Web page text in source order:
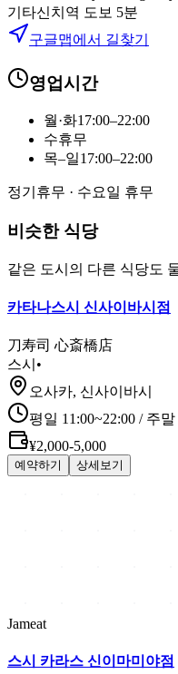
기타신치역 도보 5분
구글맵에서 길찾기
영업시간
월·화17:00–22:00
수휴무
목–일17:00–22:00
정기휴무 · 수요일 휴무
비슷한 식당
같은 도시의 다른 식당도
카타나스시 신사이바시점
刀寿司 心斎橋店
스시 •
오사카, 신사이바시
평일 11:00~22:00 / 주말
¥2,000-5,000
예약하기 상세보기
Jameat
스시 카라스 신이마미야점